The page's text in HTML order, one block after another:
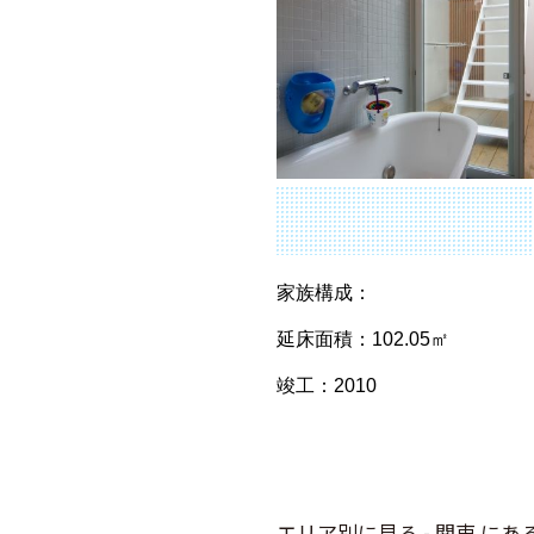
家族構成：
延床面積：102.05㎡
竣工：2010